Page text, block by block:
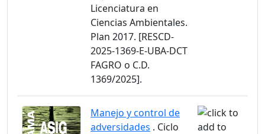
Licenciatura en
Ciencias Ambientales.
Plan 2017. [RESCD-
2025-1369-E-UBA-DCT
FAGRO o C.D.
1369/2025].
Manejo y control de
adversidades . Ciclo